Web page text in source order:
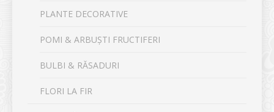
PLANTE DECORATIVE
POMI & ARBUȘTI FRUCTIFERI
BULBI & RĂSADURI
FLORI LA FIR